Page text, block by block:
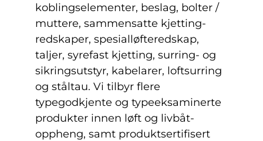
koblingselementer, beslag, bolter /
muttere, sammensatte kjetting-
redskaper, spesialløfteredskap,
taljer, syrefast kjetting, surring- og
sikringsutstyr, kabelarer, loftsurring
og ståltau. Vi tilbyr flere
typegodkjente og typeeksaminerte
produkter innen løft og livbåt-
oppheng, samt produktsertifisert